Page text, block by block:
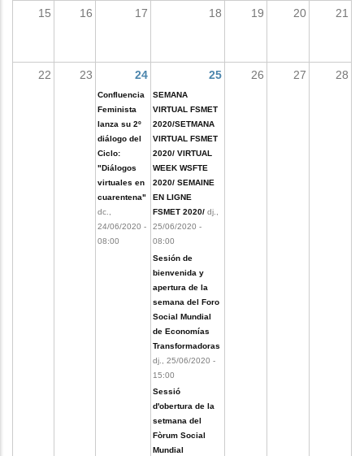
15 16 17 18 19 20 21
22 23 24 25 26 27 28
Confluencia
Feminista
lanza su 2º
diálogo del
Ciclo:
"Diálogos
virtuales en
cuarentena"
dc.,
24/06/2020 -
08:00
SEMANA
VIRTUAL FSMET
2020/SETMANA
VIRTUAL FSMET
2020/ VIRTUAL
WEEK WSFTE
2020/ SEMAINE
EN LIGNE
FSMET 2020/ dj.,
25/06/2020 -
08:00
Sesión de
bienvenida y
apertura de la
semana del Foro
Social Mundial
de Economías
Transformadoras
dj., 25/06/2020 -
15:00
Sessió
d'obertura de la
setmana del
Fòrum Social
Mundial